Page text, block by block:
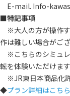
E-mail. Info-
■特記事項
※大人の方が操作
作は難しい場合がござ
※こちらのシミュレ
転を体験いただけます
※JR東日本商品化
◆プラン詳細はこちら